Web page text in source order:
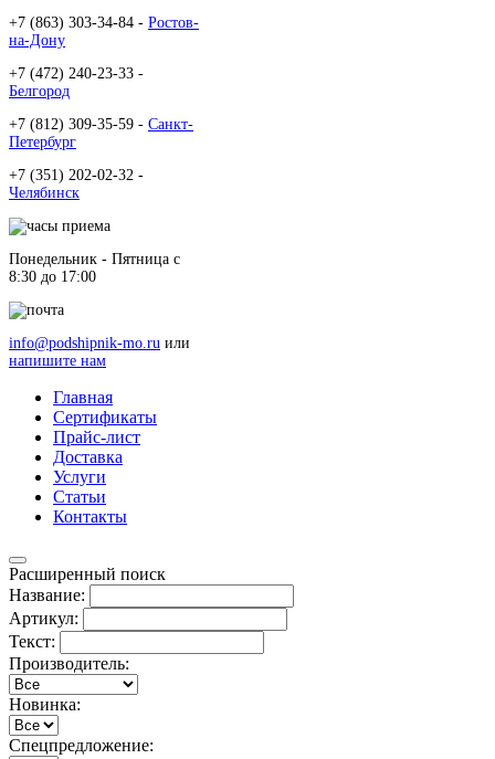
+7 (863) 303-34-84 - Ростов-
на-Дону
+7 (472) 240-23-33 -
Белгород
+7 (812) 309-35-59 - Санкт-
Петербург
+7 (351) 202-02-32 -
Челябинск
Понедельник - Пятница c
8:30 до 17:00
info@podshipnik-mo.ru или
напишите нам
Главная
Сертификаты
Прайс-лист
Доставка
Услуги
Статьи
Контакты
Расширенный поиск
Название:
Артикул:
Текст:
Производитель:
Новинка:
Спецпредложение: